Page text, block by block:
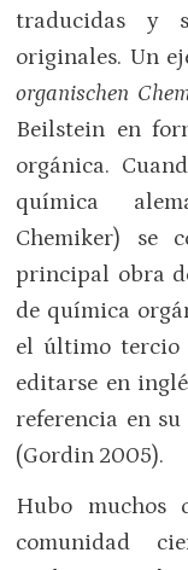
traducidas y
originales. Un
organischen
Beilstein en
orgánica.
química
Chemiker) se
principal obra
de química
el último tercio
editarse en
referencia en
(Gordin 2005).
Hubo muchos
comunidad